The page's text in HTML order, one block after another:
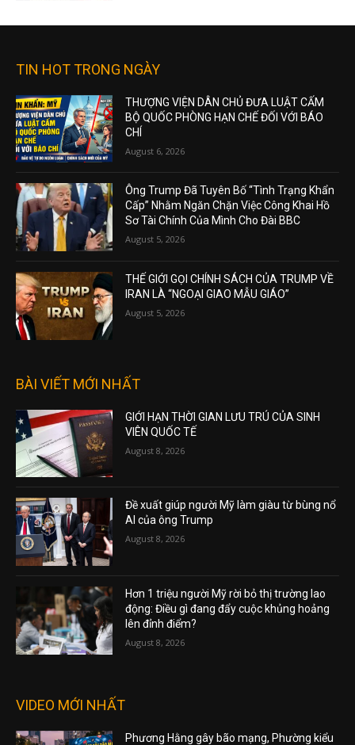
TIN HOT TRONG NGÀY
THƯỢNG VIỆN DÂN CHỦ ĐƯA LUẬT CẤM
BỘ QUỐC PHÒNG HẠN CHẾ ĐỐI VỚI BÁO
CHÍ
August 6, 2026
Ông Trump Đã Tuyên Bố “Tình Trạng Khẩn
Cấp” Nhằm Ngăn Chặn Việc Công Khai Hồ
Sơ Tài Chính Của Mình Cho Đài BBC
August 5, 2026
THẾ GIỚI GỌI CHÍNH SÁCH CỦA TRUMP VỀ
IRAN LÀ “NGOẠI GIAO MẪU GIÁO”
August 5, 2026
BÀI VIẾT MỚI NHẤT
GIỚI HẠN THỜI GIAN LƯU TRÚ CỦA SINH
VIÊN QUỐC TẾ
August 8, 2026
Đề xuất giúp người Mỹ làm giàu từ bùng nổ
AI của ông Trump
August 8, 2026
Hơn 1 triệu người Mỹ rời bỏ thị trường lao
động: Điều gì đang đẩy cuộc khủng hoảng
lên đỉnh điểm?
August 8, 2026
VIDEO MỚI NHẤT
Phương Hằng gây bão mạng, Phường kiểu